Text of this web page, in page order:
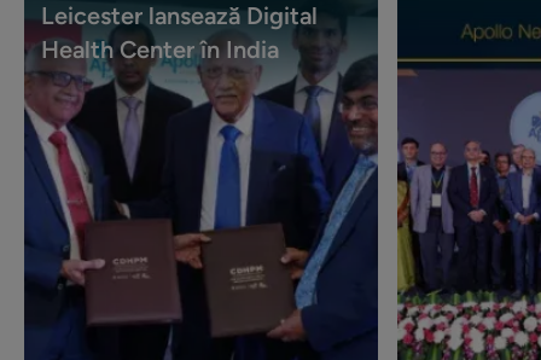
Leicester lansează Digital
Health Center în India